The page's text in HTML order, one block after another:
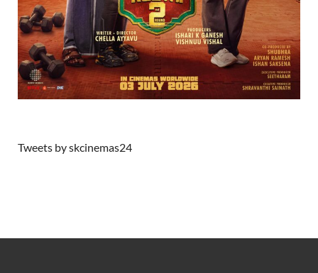
Tweets by skcinemas24